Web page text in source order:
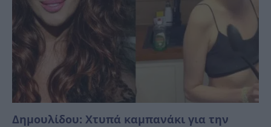
Δημουλίδου: Χτυπά καμπανάκι για την